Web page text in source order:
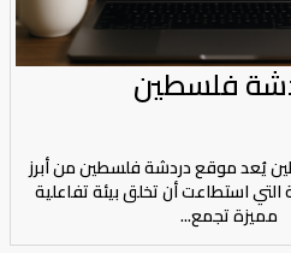
فلسطين
يُعد موقع دردشة فلسطين من أبرز
التي استطاعت أن تخلق بيئة تفاعلية
مميزة تجمع...